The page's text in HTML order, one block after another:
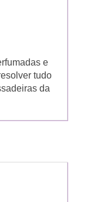
e
tudo
da